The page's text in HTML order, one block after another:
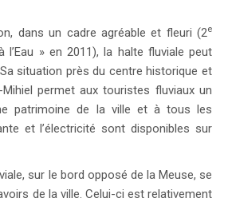
et Aides
dans un cadre agréable et fleuri (2e
l’Eau » en 2011), la halte fluviale peut
situation près du centre historique et
permet aux touristes fluviaux un
patrimoine de la ville et à tous les
et l’électricité sont disponibles sur
sur le bord opposé de la Meuse, se
de la ville. Celui-ci est relativement